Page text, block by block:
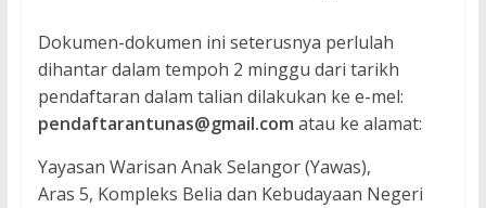
Dokumen-dokumen ini seterusnya perlulah
dihantar dalam tempoh 2 minggu dari tarikh
pendaftaran dalam talian dilakukan ke e-mel:
pendaftarantunas@gmail.com atau ke alamat:
Yayasan Warisan Anak Selangor (Yawas),
Aras 5, Kompleks Belia dan Kebudayaan Negeri